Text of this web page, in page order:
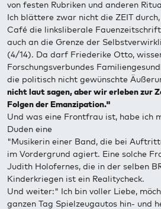
von festen Rubriken und anderen
Ich blättere zwar nicht die ZEIT
Café die linksliberale Fauenzeitschrift
auch an die Grenze der
(4/14). Da darf Friederike Otto,
Forschungsverbundes
die politisch nicht gewünschte
nicht laut sagen, aber wir erleben zur
Folgen der Emanzipation."
Und was eine Frontfrau ist, habe ich
Duden eine
"Musikerin einer Band, die bei
im Vordergrund agiert. Eine solche
Judith Holofernes, die in der selben
Kinderkriegen ist ein Realitycheck.
Und weiter:" Ich bin voller Liebe,
ganzen Tag Spielzeugautos hin- und